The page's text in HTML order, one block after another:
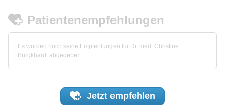
Patientenempfehlungen
Es wurden noch keine Empfehlungen für Dr. med. Christine
Burgkhardt abgegeben.
Jetzt empfehlen